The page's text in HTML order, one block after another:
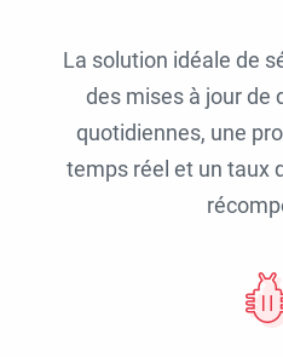
La solution idéale de
des mises à jour de
quotidiennes, une
temps réel et un taux